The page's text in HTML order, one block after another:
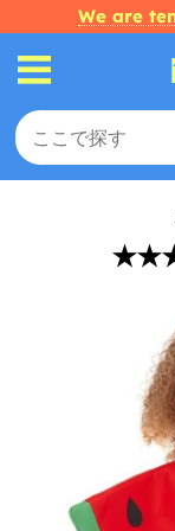
We are